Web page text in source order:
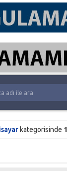
kategorisinde 1